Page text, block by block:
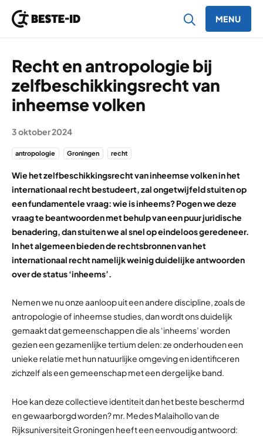
MENU
Recht en antropologie bij
zelfbeschikkingsrecht van
inheemse volken
3 oktober 2024
antropologie Groningen recht
Wie het zelfbeschikkingsrecht van inheemse volken in het
internationaal recht bestudeert, zal ongetwijfeld stuiten op
een fundamentele vraag: wie is inheems? Pogen we deze
vraag te beantwoorden met behulp van een puur juridische
benadering, dan stuiten we al snel op eindeloos geredeneer.
In het algemeen bieden de rechtsbronnen van het
internationaal recht namelijk weinig duidelijke antwoorden
over de status ‘inheems’.
Nemen we nu onze aanloop uit een andere discipline, zoals de
antropologie of inheemse studies, dan wordt ons duidelijk
gemaakt dat gemeenschappen die als ‘inheems’ worden
gezien een gezamenlijke tertium delen: ze onderhouden een
unieke relatie met hun natuurlijke omgeving en identificeren
zichzelf als een gemeenschap met een dergelijke band.
Hoe kan deze collectieve identiteit dan het beste beschermd
en gewaarborgd worden? mr. Medes Malaihollo van de
Rijksuniversiteit Groningen heeft een eenvoudig antwoord: